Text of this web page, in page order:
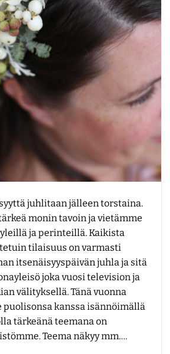
juhlitaan jälleen torstaina.
monin tavoin ja vietämme
ja perinteillä. Kaikista
tilaisuus on varmasti
itsenäisyyspäivän juhla ja sitä
joka vuosi television ja
välityksellä. Tänä vuonna
kanssa isännöimällä
tärkeänä teemana on
Teema näkyy mm….